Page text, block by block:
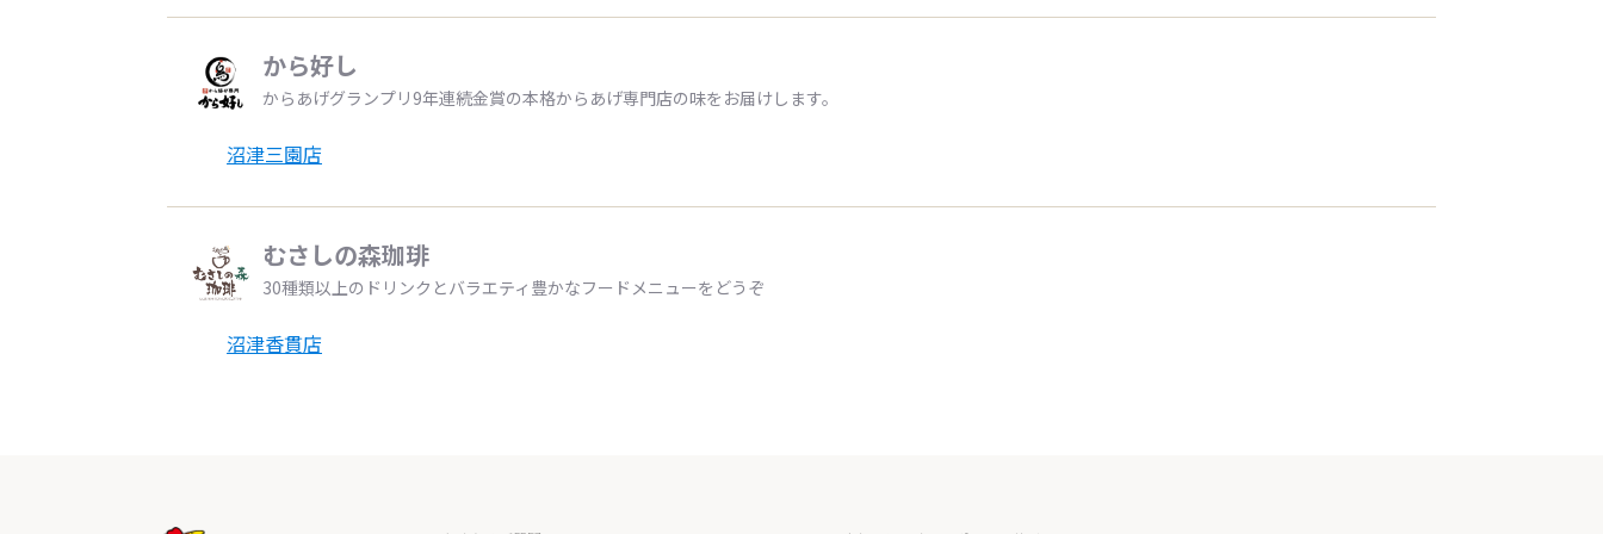
から好し
からあげグランプリ9年連続金賞の本格からあげ専門店の味をお届けします。
沼津三園店
むさしの森珈琲
30種類以上のドリンクとバラエティ豊かなフードメニューをどうぞ
沼津香貫店